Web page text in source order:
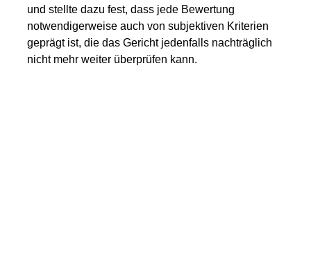
und stellte dazu fest, dass jede Bewertung
notwendigerweise auch von subjektiven Kriterien
geprägt ist, die das Gericht jedenfalls nachträglich
nicht mehr weiter überprüfen kann.